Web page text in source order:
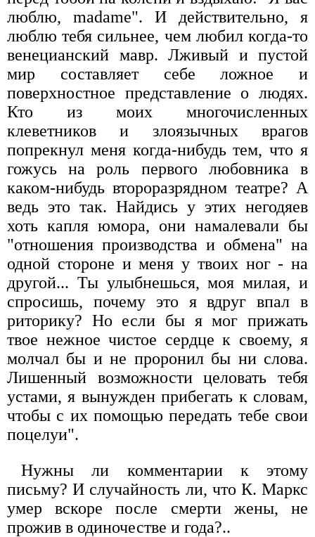
люблю, madame". И действительно, я
люблю тебя сильнее, чем любил когда-то
венецианский мавр. Лживый и пустой
мир составляет себе ложное и
поверхностное представление о людях.
Кто из моих многочисленных
клеветников и злоязычных врагов
попрекнул меня когда-нибудь тем, что я
гожусь на роль первого любовника в
каком-нибудь второразрядном театре? А
ведь это так. Найдись у этих негодяев
хоть капля юмора, они намалевали бы
"отношения производства и обмена" на
одной стороне и меня у твоих ног - на
другой... Ты улыбнешься, моя милая, и
спросишь, почему это я вдруг впал в
риторику? Но если бы я мог прижать
твое нежное чистое сердце к своему, я
молчал бы и не проронил бы ни слова.
Лишенный возможности целовать тебя
устами, я вынужден прибегать к словам,
чтобы с их помощью передать тебе свои
поцелуи".
Нужны ли комментарии к этому
письму? И случайность ли, что К. Маркс
умер вскоре после смерти жены, не
прожив в одиночестве и года?..